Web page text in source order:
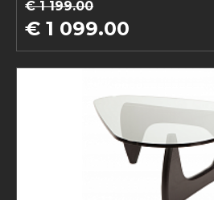
€ 1 199.00
€ 1 099.00